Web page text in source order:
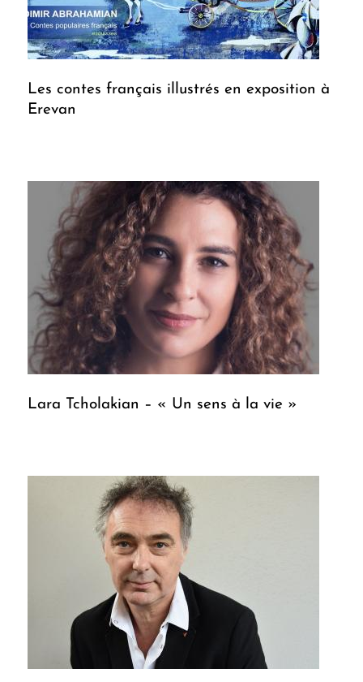
Les contes français illustrés en exposition à
Erevan
Lara Tcholakian – « Un sens à la vie »